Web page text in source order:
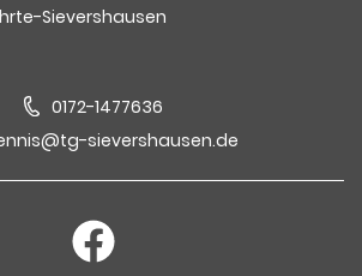
Sievershausen
0172-1477636
sievershausen.de